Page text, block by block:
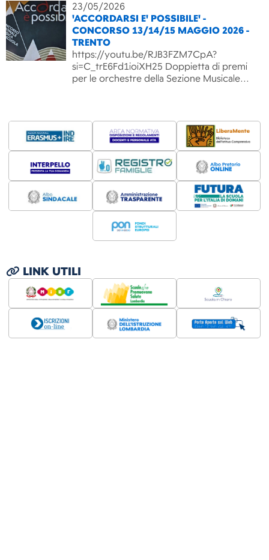
23/05/2026
'ACCORDARSI E' POSSIBILE' -
CONCORSO 13/14/15 MAGGIO 2026 -
TRENTO
https://youtu.be/RJB3FZM7CpA?
si=C_trE6Fd1ioiXH25 Doppietta di premi
per le orchestre della Sezione Musicale…
LINK UTILI